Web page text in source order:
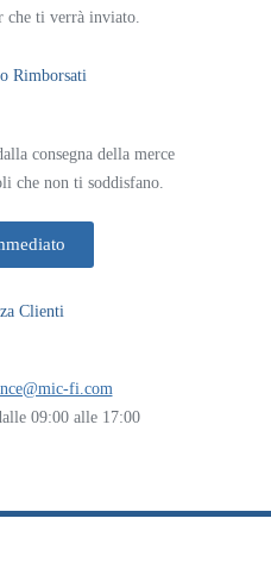
che ti verrà inviato.
Rimborsati
consegna della merce
che non ti soddisfano.
Clienti
fi.com
09:00 alle 17:00